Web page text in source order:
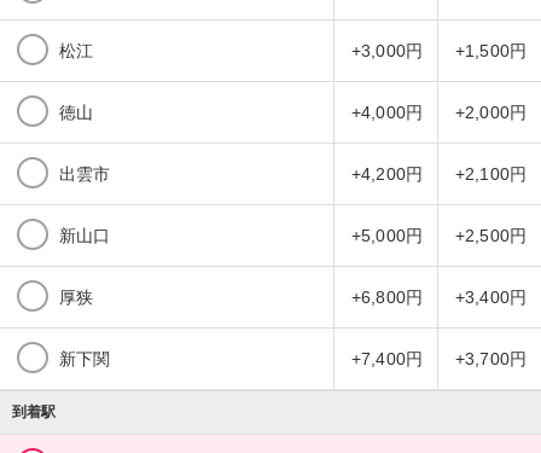
松江 +3,000円 +1,500円
徳山 +4,000円 +2,000円
出雲市 +4,200円 +2,100円
新山口 +5,000円 +2,500円
厚狭 +6,800円 +3,400円
新下関 +7,400円 +3,700円
到着駅